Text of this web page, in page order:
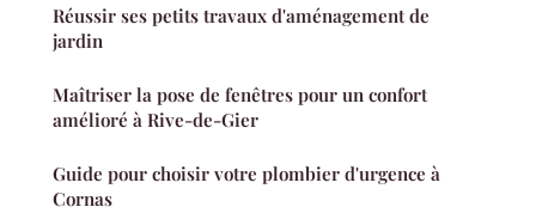
Réussir ses petits travaux d'aménagement de
jardin
Maîtriser la pose de fenêtres pour un confort
amélioré à Rive-de-Gier
Guide pour choisir votre plombier d'urgence à
Cornas